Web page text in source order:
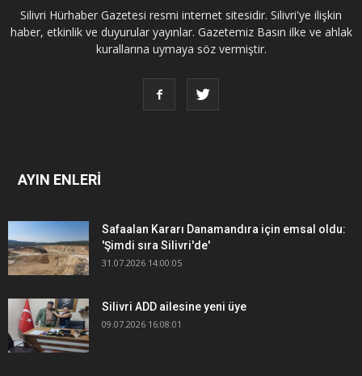
Silivri Hürhaber Gazetesi resmi internet sitesidir. Silivri'ye ilişkin
haber, etkinlik ve duyurular yayınlar. Gazetemiz Basın ilke ve ahlak
kurallarına uymaya söz vermiştir.
AYIN ENLERİ
Safaalan Kararı Danamandıra için emsal oldu:
'Şimdi sıra Silivri'de'
31.07.2026 14:00:05
Silivri ADD ailesine yeni üye
09.07.2026 16:08:01